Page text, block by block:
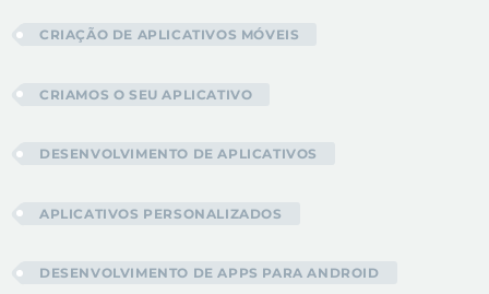
CRIAÇÃO DE APLICATIVOS MÓVEIS
CRIAMOS O SEU APLICATIVO
DESENVOLVIMENTO DE APLICATIVOS
APLICATIVOS PERSONALIZADOS
DESENVOLVIMENTO DE APPS PARA ANDROID